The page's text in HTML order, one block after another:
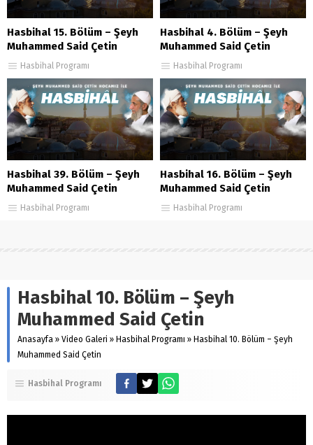
Hasbihal 15. Bölüm – Şeyh
Muhammed Said Çetin
Hasbihal Programı
Hasbihal 4. Bölüm – Şeyh
Muhammed Said Çetin
Hasbihal Programı
Hasbihal 39. Bölüm – Şeyh
Muhammed Said Çetin
Hasbihal Programı
Hasbihal 16. Bölüm – Şeyh
Muhammed Said Çetin
Hasbihal Programı
Hasbihal 10. Bölüm – Şeyh
Muhammed Said Çetin
Anasayfa » Video Galeri » Hasbihal Programı » Hasbihal 10. Bölüm – Şeyh
Muhammed Said Çetin
Hasbihal Programı